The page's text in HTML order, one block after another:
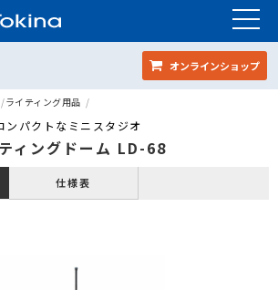
オンラインショップ
ライティング用品
ンパクトなミニスタジオ
ィングドーム LD-68
仕様表